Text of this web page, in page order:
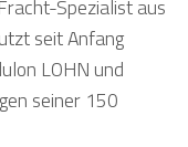
Spezialist aus
seit Anfang
LOHN und
seiner 150